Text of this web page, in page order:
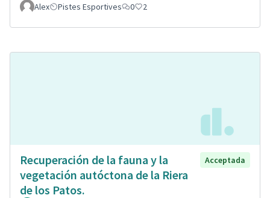
Alex Pistes Esportives 0 2
Recuperación de la fauna y la
vegetación autóctona de la Riera
de los Patos.
Acceptada